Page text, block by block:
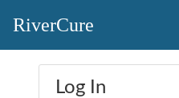
RiverCure
Log In